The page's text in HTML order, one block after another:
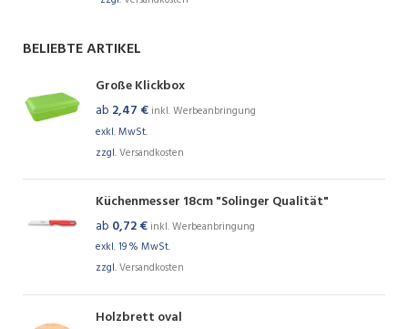
BELIEBTE ARTIKEL
Große Klickbox
ab 2,47 € inkl. Werbeanbringung
exkl. MwSt.
zzgl.Versandkosten
Küchenmesser 18cm "Solinger Qualität"
ab 0,72€ inkl. Werbeanbringung
exkl. 19 % MwSt.
zzgl.Versandkosten
Holzbrett oval